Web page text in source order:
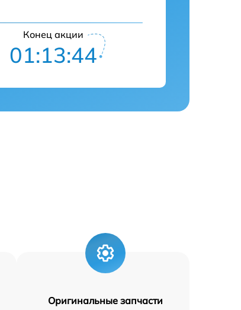
Конец акции
01:13:43
Оригинальные запчасти